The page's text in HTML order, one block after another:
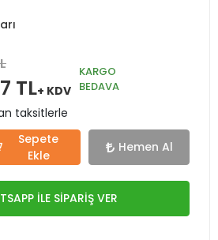
TL+ KDV
KARGO
BEDAVA
taksitlerle
Sepete
Ekle
Hemen Al
İLE SİPARİŞ VER